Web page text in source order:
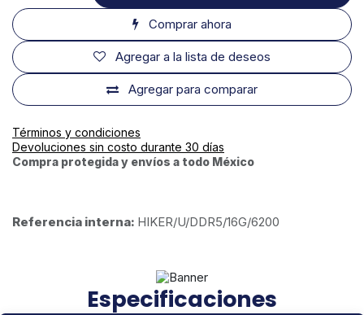
Comprar ahora
Agregar para comparar
Agregar a la lista de deseos
Términos y condiciones
Devoluciones sin costo durante 30 días
Compra protegida y envíos a todo México
Referencia interna: HIKER/U/DDR5/16G/6200
Especificaciones